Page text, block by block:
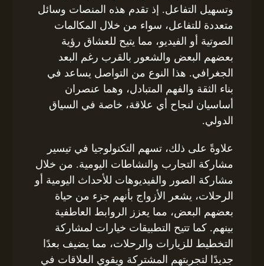
وتسهيل التفاعل. إذ تقدم هذه المنصات وسائل
متعددة للتفاعل، سواء من خلال المكالمات
الصوتية أو الفيديو، مما يتيح للعشاق رؤية
بعضهم البعض والشعور بالقرب رغم البعد
الجغرافي. هذا النوع من التواصل يساعد في
بناء الثقة والفهم المتبادل، وهما عنصران
أساسيان لنجاح أي علاقة، خاصة في السياق
الدولي.
علاوةً على ذلك، تسهم التكنولوجيا في تيسير
مشاركة التجارب والنشاطات اليومية. من خلال
مشاركة الصور والفيديوهات للأحداث اليومية أو
الرحلات، يشعر الأزواج بأنهم جزء من حياة
بعضهم البعض، مما يعزز الروابط العاطفية
بينهم. كما تتيح التطبيقات خيارات لمشاركة
التخطيط للزيارات والرحلات، مما يضيف بعدًا
جديدًا لتجربتهم المشتركة ويقوي العلاقات في